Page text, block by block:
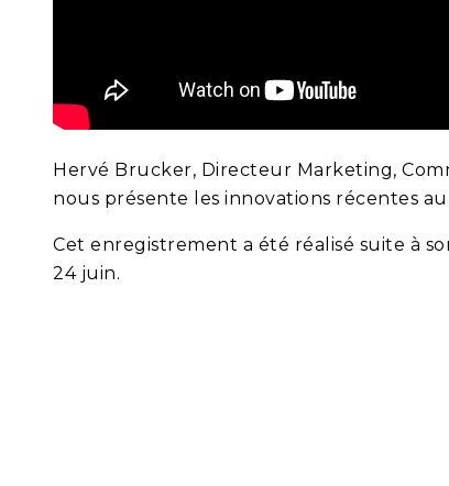
Hervé Brucker, Directeur Marketing,
nous présente les innovations récentes
Cet enregistrement a été réalisé suite à
24 juin.